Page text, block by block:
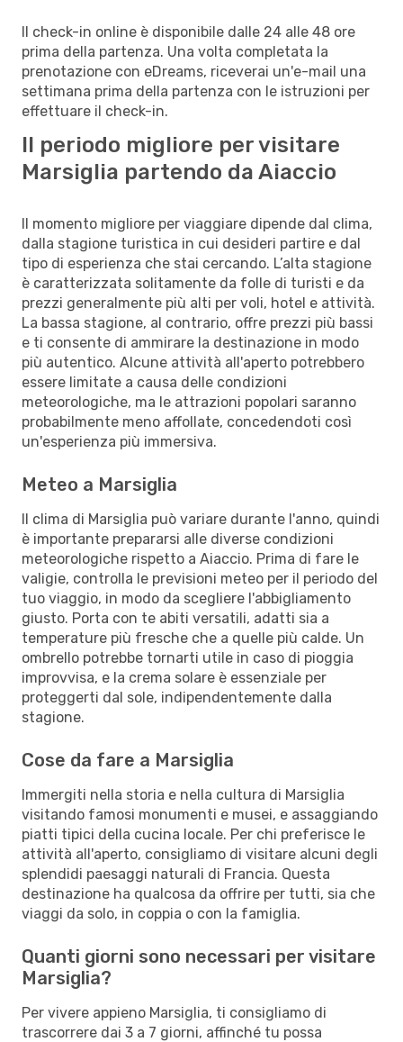
Il check-in online è disponibile dalle 24 alle 48 ore
prima della partenza. Una volta completata la
prenotazione con eDreams, riceverai un'e-mail una
settimana prima della partenza con le istruzioni per
effettuare il check-in.
Il periodo migliore per visitare
Marsiglia partendo da Aiaccio
Il momento migliore per viaggiare dipende dal clima,
dalla stagione turistica in cui desideri partire e dal
tipo di esperienza che stai cercando. L’alta stagione
è caratterizzata solitamente da folle di turisti e da
prezzi generalmente più alti per voli, hotel e attività.
La bassa stagione, al contrario, offre prezzi più bassi
e ti consente di ammirare la destinazione in modo
più autentico. Alcune attività all'aperto potrebbero
essere limitate a causa delle condizioni
meteorologiche, ma le attrazioni popolari saranno
probabilmente meno affollate, concedendoti così
un'esperienza più immersiva.
Meteo a Marsiglia
Il clima di Marsiglia può variare durante l'anno, quindi
è importante prepararsi alle diverse condizioni
meteorologiche rispetto a Aiaccio. Prima di fare le
valigie, controlla le previsioni meteo per il periodo del
tuo viaggio, in modo da scegliere l'abbigliamento
giusto. Porta con te abiti versatili, adatti sia a
temperature più fresche che a quelle più calde. Un
ombrello potrebbe tornarti utile in caso di pioggia
improvvisa, e la crema solare è essenziale per
proteggerti dal sole, indipendentemente dalla
stagione.
Cose da fare a Marsiglia
Immergiti nella storia e nella cultura di Marsiglia
visitando famosi monumenti e musei, e assaggiando
piatti tipici della cucina locale. Per chi preferisce le
attività all'aperto, consigliamo di visitare alcuni degli
splendidi paesaggi naturali di Francia. Questa
destinazione ha qualcosa da offrire per tutti, sia che
viaggi da solo, in coppia o con la famiglia.
Quanti giorni sono necessari per visitare
Marsiglia?
Per vivere appieno Marsiglia, ti consigliamo di
trascorrere dai 3 a 7 giorni, affinché tu possa